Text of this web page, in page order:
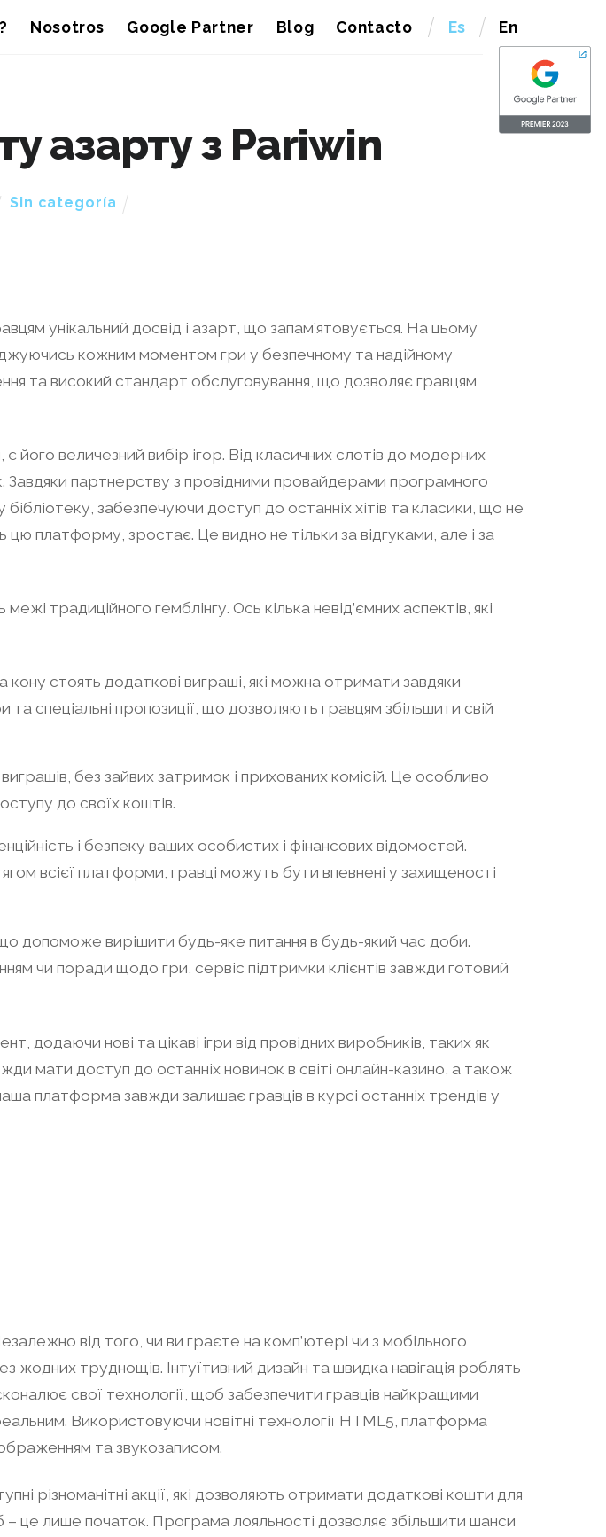
Nosotros Google Partner Blog Contacto Es En
азарту з Pariwin
Sin categoría
унікальний досвід і азарт, що запам’ятовується. На цьому
кожним моментом гри у безпечному та надійному
та високий стандарт обслуговування, що дозволяє гравцям
величезний вибір ігор. Від класичних слотів до модерних
Завдяки партнерству з провідними провайдерами програмного
забезпечуючи доступ до останніх хітів та класики, що не
платформу, зростає. Це видно не тільки за відгуками, але і за
традиційного гемблінгу. Ось кілька невід’ємних аспектів, які
стоять додаткові виграші, які можна отримати завдяки
та спеціальні пропозиції, що дозволяють гравцям збільшити свій
без зайвих затримок і прихованих комісій. Це особливо
до своїх коштів.
і безпеку ваших особистих і фінансових відомостей.
всієї платформи, гравці можуть бути впевнені у захищеності
допоможе вирішити будь-яке питання в будь-який час доби.
чи поради щодо гри, сервіс підтримки клієнтів завжди готовий
нові та цікаві ігри від провідних виробників, таких як
мати доступ до останніх новинок в світі онлайн-казино, а також
платформа завжди залишає гравців в курсі останніх трендів у
від того, чи ви граєте на комп’ютері чи з мобільного
труднощів. Інтуїтивний дизайн та швидка навігація роблять
свої технології, щоб забезпечити гравців найкращими
Використовуючи новітні технології HTML5, платформа
та звукозаписом.
різноманітні акції, які дозволяють отримати додаткові кошти для
– це лише початок. Програма лояльності дозволяє збільшити шанси